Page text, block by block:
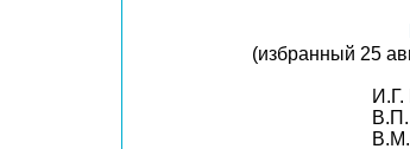
(избранный 25
И.Г.
В.П.